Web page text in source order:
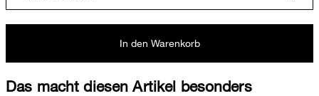
In den Warenkorb
Das macht diesen Artikel besonders